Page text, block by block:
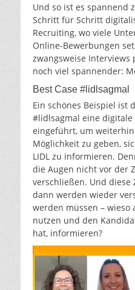
Und so ist es spannend
Schritt für Schritt
Recruiting, wo viele
Online-Bewerbungen
zwangsweise Interviews
noch viel spannender:
Best Case #lidlsagmal
Ein schönes Beispiel ist
#lidlsagmal eine digitale
eingeführt, um
Möglichkeit zu geben,
LIDL zu informieren.
die Augen nicht vor der
verschließen. Und diese
dann werden wieder
werden müssen –
nutzen und den
hat, informieren?